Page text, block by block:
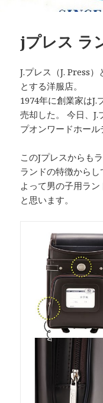
jプレス ラ
J.プレス（J. Press
とする洋服店。
1974年に創業家はJ.
売却した。 今日、
プオンワードホール
このJプレスからも
ランドの特徴から
よって男の子用ラ
と思います。